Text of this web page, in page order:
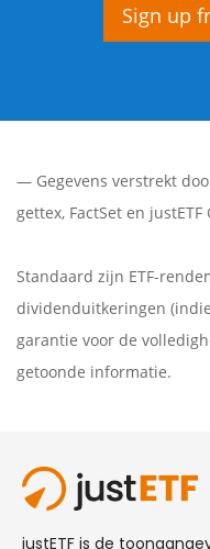
Sign up
— Gegevens verstrekt
gettex, FactSet en justETF
Standaard zijn ETF-
dividenduitkeringen
garantie voor de
getoonde informatie.